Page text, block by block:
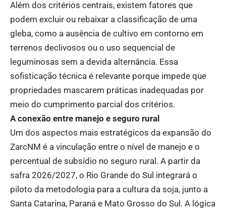
Além dos critérios centrais, existem fatores que
podem excluir ou rebaixar a classificação de uma
gleba, como a ausência de cultivo em contorno em
terrenos declivosos ou o uso sequencial de
leguminosas sem a devida alternância. Essa
sofisticação técnica é relevante porque impede que
propriedades mascarem práticas inadequadas por
meio do cumprimento parcial dos critérios.
A conexão entre manejo e seguro rural
Um dos aspectos mais estratégicos da expansão do
ZarcNM é a vinculação entre o nível de manejo e o
percentual de subsídio no seguro rural. A partir da
safra 2026/2027, o Rio Grande do Sul integrará o
piloto da metodologia para a cultura da soja, junto a
Santa Catarina, Paraná e Mato Grosso do Sul. A lógica